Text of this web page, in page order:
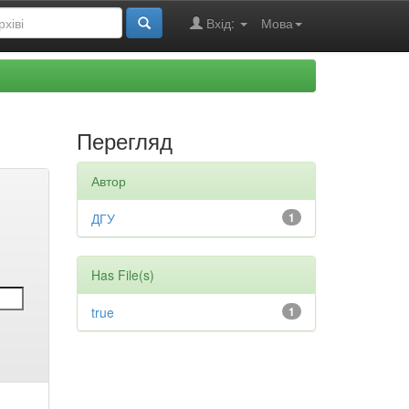
Мова
Вхід:
Перегляд
Автор
1
ДГУ
Has File(s)
1
true